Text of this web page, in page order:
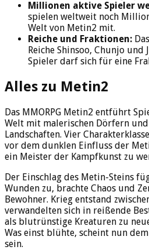
Millionen aktive Spieler
spielen weltweit noch
Welt von Metin2 mit.
Reiche und Fraktionen:
Reiche Shinsoo, Chunjo und
Spieler darf sich für eine
Alles zu Metin2
Das MMORPG Metin2 entführt
Welt mit malerischen Dörfern
Landschaften. Vier
vor dem dunklen Einfluss der
ein Meister der Kampfkunst zu
Der Einschlag des Metin-Steins
Wunden zu, brachte Chaos und
Bewohner. Krieg entstand
verwandelten sich in reißende
als blutrünstige Kreaturen zu
Was einst blühte, scheint nun
sein.